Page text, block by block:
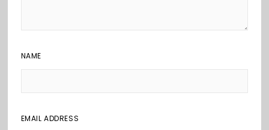
NAME
EMAIL ADDRESS